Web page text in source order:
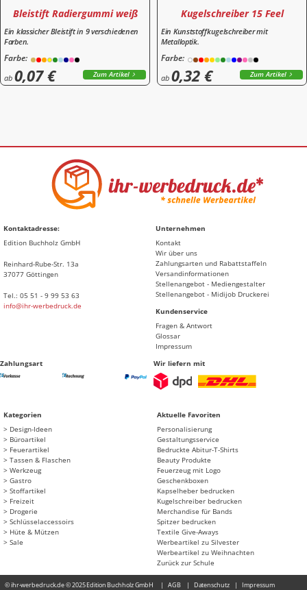
Bleistift Radiergummi weiß
Ein klassicher Bleistift in 9 verschiedenen
Farben.
Farbe:
ab 0,07 € Zum Artikel
Kugelschreiber 15 Feel
Ein Kunststoffkugelschreiber mit
Metalloptik.
Farbe:
ab 0,32 € Zum Artikel
Kontaktadresse:
Edition Buchholz GmbH
Reinhard-Rube-Str. 13a
37077 Göttingen
Tel.: 05 51 - 9 99 53 63
info@ihr-werbedruck.de
Unternehmen
Kontakt
Wir über uns
Zahlungsarten und Rabattstaffeln
Versandinformationen
Stellenangebot - Mediengestalter
Stellenangebot - Midijob Druckerei
Kundenservice
Fragen & Antwort
Glossar
Impressum
Wir liefern mit
Zahlungsart
Kategorien
Design-Ideen
Büroartikel
Feuerartikel
Tassen & Flaschen
Werkzeug
Gastro
Stoffartikel
Freizeit
Drogerie
Schlüsselaccessoirs
Hüte & Mützen
Sale
Aktuelle Favoriten
Personalisierung
Gestaltungsservice
Bedruckte Abitur-T-Shirts
Beauty Produkte
Feuerzeug mit Logo
Geschenkboxen
Kapselheber bedrucken
Kugelschreiber bedrucken
Merchandise für Bands
Spitzer bedrucken
Textile Give-Aways
Werbeartikel zu Silvester
Werbeartikel zu Weihnachten
Zurück zur Schule
© ihr-werbedruck.de © 2025 Edition Buchholz GmbH AGB Datenschutz Impressum